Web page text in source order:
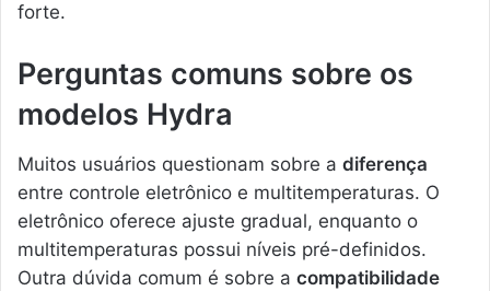
forte.
Perguntas comuns sobre os
modelos Hydra
Muitos usuários questionam sobre a diferença
entre controle eletrônico e multitemperaturas. O
eletrônico oferece ajuste gradual, enquanto o
multitemperaturas possui níveis pré-definidos.
Outra dúvida comum é sobre a compatibilidade